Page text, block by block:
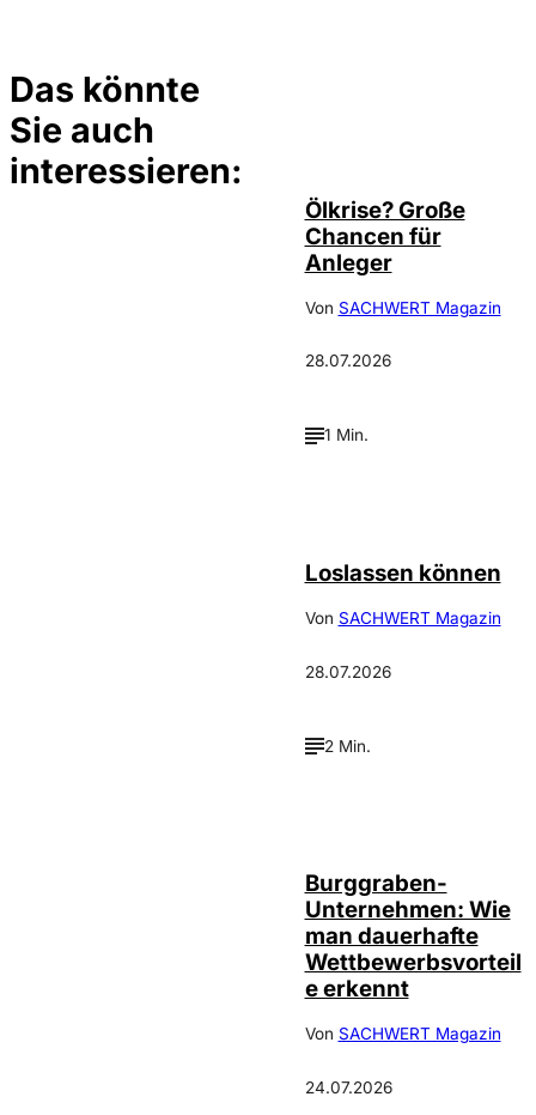
Das könnte
Sie auch
interessieren:
Ölkrise? Große
Chancen für
Anleger
Von SACHWERT Magazin
28.07.2026
1 Min.
Loslassen können
Von SACHWERT Magazin
28.07.2026
2 Min.
Burggraben-
Unternehmen: Wie
man dauerhafte
Wettbewerbsvorteil
e erkennt
Von SACHWERT Magazin
24.07.2026